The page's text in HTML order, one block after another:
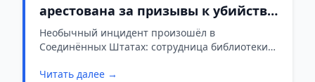
арестована за призывы к убийству
Трампа в TikTok
Необычный инцидент произошёл в
Соединённых Штатах: сотрудница библиотеки
органами после того, как опубликовала в
Читать далее →